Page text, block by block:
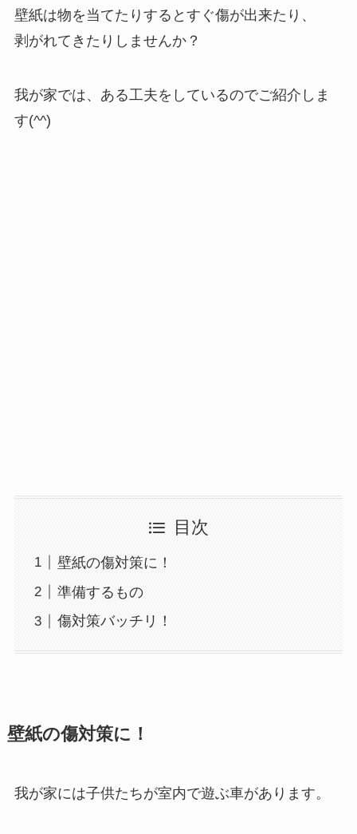
壁紙は物を当てたりするとすぐ傷が出来たり、
剥がれてきたりしませんか？
我が家では、ある工夫をしているのでご紹介しま
す(^^)
目次
壁紙の傷対策に！
準備するもの
傷対策バッチリ！
壁紙の傷対策に！
我が家には子供たちが室内で遊ぶ車があります。